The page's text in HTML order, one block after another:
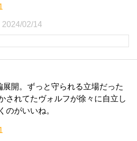
2024/02/14
展開。ずっと守られる立場だった
されてたヴォルフが徐々に自立し
のがいいね。